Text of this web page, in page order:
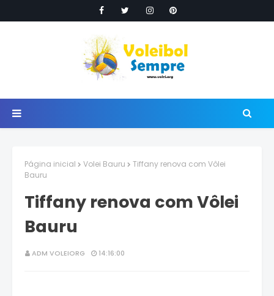
Página inicial Volei Bauru
Tiffany renova com Vôlei
Bauru
Tiffany renova com Vôlei
Bauru
ADM VOLEIORG 14:16:00